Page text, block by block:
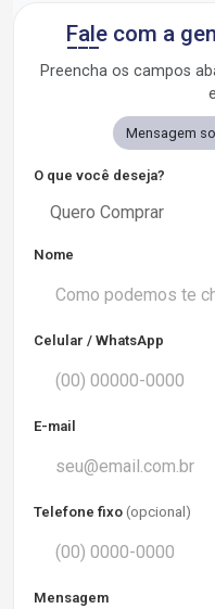
Fale com a
Preencha os campos
Mensagem
O que você deseja?
Quero Comprar
Nome
Celular / WhatsApp
E-mail
Telefone fixo (opcional)
Mensagem